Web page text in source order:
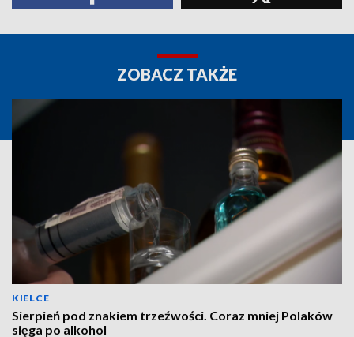
ZOBACZ TAKŻE
KIELCE
Sierpień pod znakiem trzeźwości. Coraz mniej Polaków
sięga po alkohol